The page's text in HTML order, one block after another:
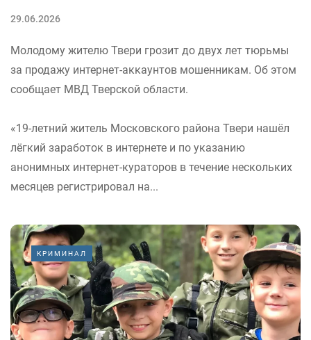
29.06.2026
Молодому жителю Твери грозит до двух лет тюрьмы
за продажу интернет-аккаунтов мошенникам. Об этом
сообщает МВД Тверской области.
«19-летний житель Московского района Твери нашёл
лёгкий заработок в интернете и по указанию
анонимных интернет-кураторов в течение нескольких
месяцев регистрировал на...
КРИМИНАЛ